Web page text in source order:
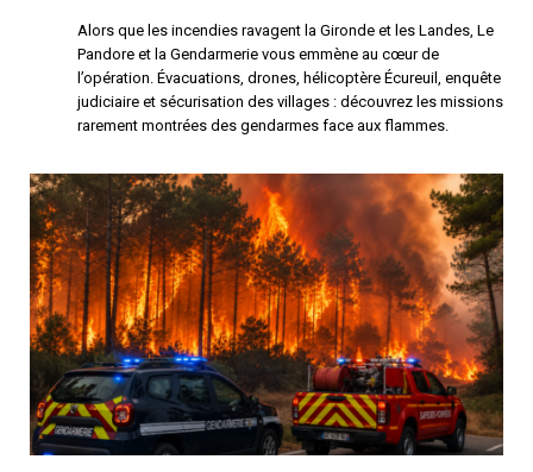
Alors que les incendies ravagent la Gironde et les Landes, Le
Pandore et la Gendarmerie vous emmène au cœur de
l’opération. Évacuations, drones, hélicoptère Écureuil, enquête
judiciaire et sécurisation des villages : découvrez les missions
rarement montrées des gendarmes face aux flammes.